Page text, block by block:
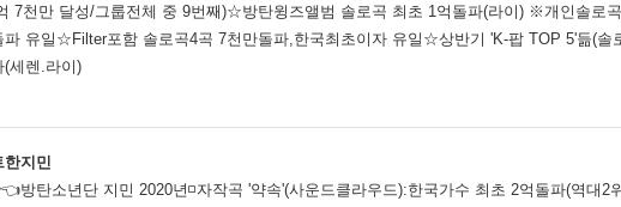
7천만 달성/그룹전체 중 9번째)☆방탄윙즈앨범 솔로곡 최초 1억돌파(라이) ※개인솔로
파 유일☆Filter포함 솔로곡4곡 7천만돌파,한국최초이자 유일☆상반기 'K-팝 TOP 5'듦(
(세렌.라이)
한지민
방탄소년단 지민 2020년◽자작곡 '약속'(사운드클라우드):한국가수 최초 2억돌파(역대2